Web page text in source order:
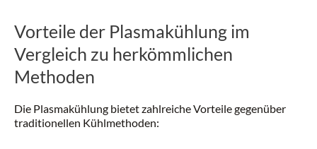
Vorteile der Plasmakühlung im
Vergleich zu herkömmlichen
Methoden
Die Plasmakühlung bietet zahlreiche Vorteile gegenüber
traditionellen Kühlmethoden: